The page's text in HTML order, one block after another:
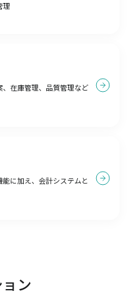
理
在庫管理、品質管理など
に加え、会計システムと
ン